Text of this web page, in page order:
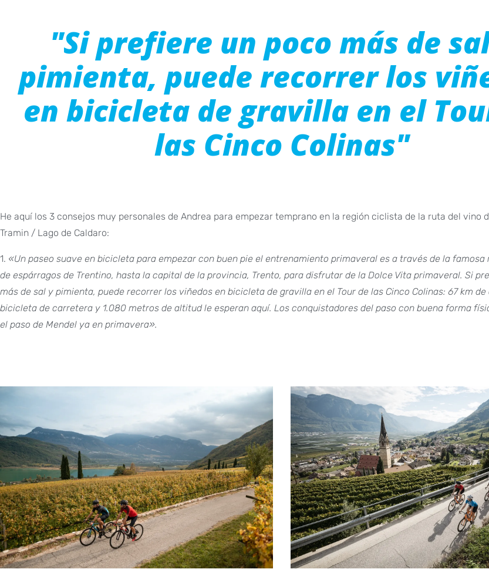
"Si prefiere un poco más de
pimienta, puede recorrer los
en bicicleta de gravilla en el
las Cinco Colinas"
He aquí los 3 consejos muy personales de Andrea para empezar temprano en la región ciclista de la ruta del vino
Tramin / Lago de Caldaro:
1. «Un paseo suave en bicicleta para empezar con buen pie el entrenamiento primaveral es a través de la
de espárragos de Trentino, hasta la capital de la provincia, Trento, para disfrutar de la Dolce Vita primaveral. Si
más de sal y pimienta, puede recorrer los viñedos en bicicleta de gravilla en el Tour de las Cinco Colinas: 67 km
bicicleta de carretera y 1.080 metros de altitud le esperan aquí. Los conquistadores del paso con buena forma
el paso de Mendel ya en primavera».